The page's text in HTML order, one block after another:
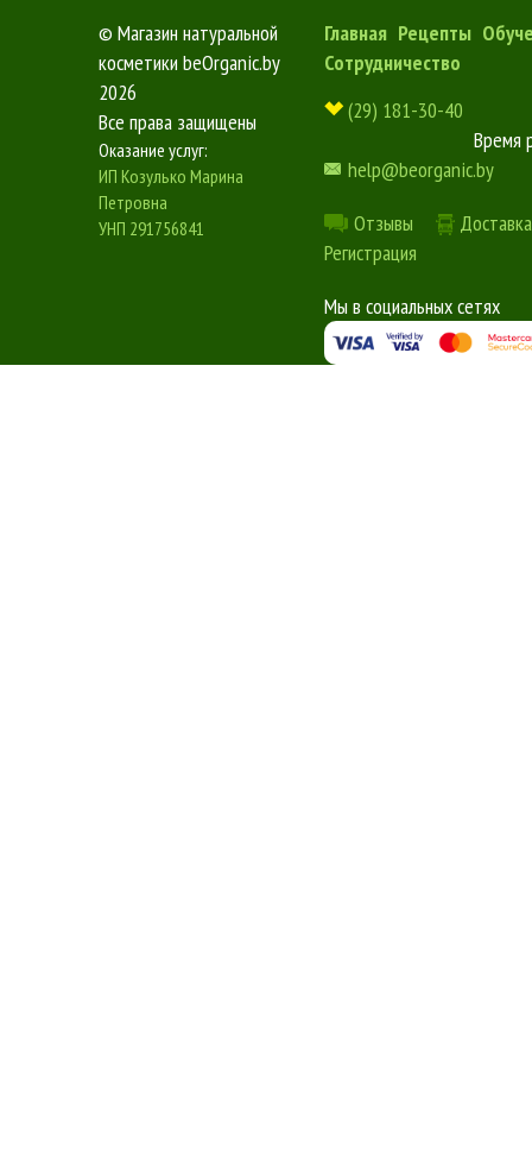
© Магазин натуральной
косметики beOrganic.by
2026
Все права защищены
Оказание услуг:
ИП Козулько Марина
Петровна
УНП 291756841
Главная Рецепты
Сотрудничество
(29) 181-30-40
Время
help@beorganic.by
Отзывы
Регистрация
Мы в социальных сетях